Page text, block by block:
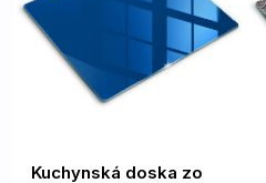
Kuchynská doska zo